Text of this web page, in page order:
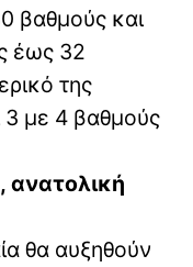
βαθμούς και
έως 32
της
3 με 4 βαθμούς
ανατολική
θα αυξηθούν